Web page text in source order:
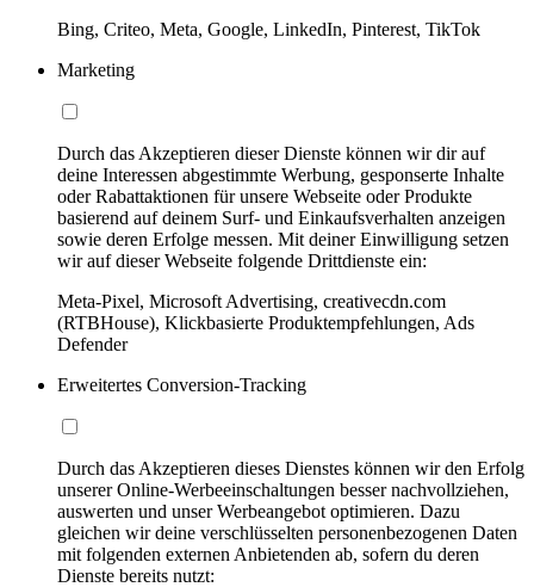
Bing, Criteo, Meta, Google, LinkedIn, Pinterest, TikTok
Marketing
Durch das Akzeptieren dieser Dienste können wir dir auf
deine Interessen abgestimmte Werbung, gesponserte Inhalte
oder Rabattaktionen für unsere Webseite oder Produkte
basierend auf deinem Surf- und Einkaufsverhalten anzeigen
sowie deren Erfolge messen. Mit deiner Einwilligung setzen
wir auf dieser Webseite folgende Drittdienste ein:
Meta-Pixel, Microsoft Advertising, creativecdn.com
(RTBHouse), Klickbasierte Produktempfehlungen, Ads
Defender
Erweitertes Conversion-Tracking
Durch das Akzeptieren dieses Dienstes können wir den Erfolg
unserer Online-Werbeeinschaltungen besser nachvollziehen,
auswerten und unser Werbeangebot optimieren. Dazu
gleichen wir deine verschlüsselten personenbezogenen Daten
mit folgenden externen Anbietenden ab, sofern du deren
Dienste bereits nutzt: